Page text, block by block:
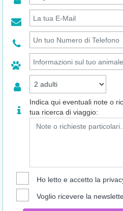
Indica qui eventuali note o
tua ricerca di viaggio:
Ho letto e accetto la
Voglio ricevere la